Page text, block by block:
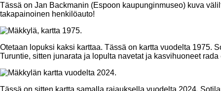
Tässä on Jan Backmanin (Espoon kaupunginmuseo) kuva
takapainoinen henkilöauto!
Otetaan lopuksi kaksi karttaa. Tässä on kartta vuodelta 1975.
Turuntie, sitten junarata ja lopulta navetat ja kasvihuoneet
Tässä on sitten kartta samalla rajauksella vuodelta 2024.